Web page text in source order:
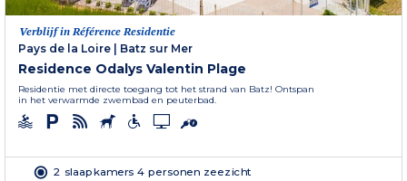
Verblijf in Référence Residentie
Pays de la Loire
Batz sur Mer
Residence Odalys Valentin Plage
Residentie met directe toegang tot het strand van Batz! Ontspan
in het verwarmde zwembad en peuterbad.
2 slaapkamers 4 personen zeezicht